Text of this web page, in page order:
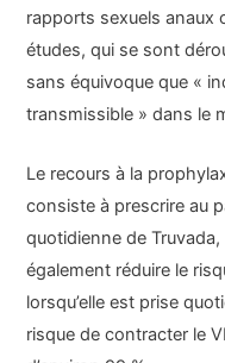
rapports sexuels anaux
études, qui se sont
sans équivoque que «
transmissible » dans le
Le recours à la
consiste à prescrire au
quotidienne de
également réduire le
lorsqu’elle est prise
risque de contracter le